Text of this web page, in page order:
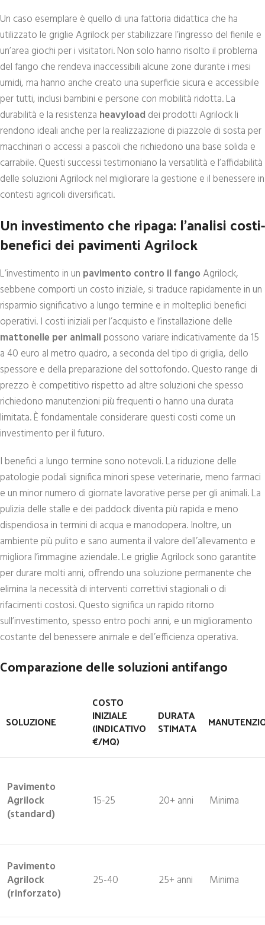
Un caso esemplare è quello di una fattoria didattica che ha
utilizzato le griglie Agrilock per stabilizzare l’ingresso del fienile e
un’area giochi per i visitatori. Non solo hanno risolto il problema
del fango che rendeva inaccessibili alcune zone durante i mesi
umidi, ma hanno anche creato una superficie sicura e accessibile
per tutti, inclusi bambini e persone con mobilità ridotta. La
durabilità e la resistenza heavyload dei prodotti Agrilock li
rendono ideali anche per la realizzazione di piazzole di sosta per
macchinari o accessi a pascoli che richiedono una base solida e
carrabile. Questi successi testimoniano la versatilità e l’affidabilità
delle soluzioni Agrilock nel migliorare la gestione e il benessere in
contesti agricoli diversificati.
Un investimento che ripaga: l’analisi costi-
benefici dei pavimenti Agrilock
L’investimento in un pavimento contro il fangoAgrilock,
sebbene comporti un costo iniziale, si traduce rapidamente in un
risparmio significativo a lungo termine e in molteplici benefici
operativi. I costi iniziali per l’acquisto e l’installazione delle
mattonelle per animali possono variare indicativamente da 15
a 40 euro al metro quadro, a seconda del tipo di griglia, dello
spessore e della preparazione del sottofondo. Questo range di
prezzo è competitivo rispetto ad altre soluzioni che spesso
richiedono manutenzioni più frequenti o hanno una durata
limitata. È fondamentale considerare questi costi come un
investimento per il futuro.
I benefici a lungo termine sono notevoli. La riduzione delle
patologie podali significa minori spese veterinarie, meno farmaci
e un minor numero di giornate lavorative perse per gli animali. La
pulizia delle stalle e dei paddock diventa più rapida e meno
dispendiosa in termini di acqua e manodopera. Inoltre, un
ambiente più pulito e sano aumenta il valore dell’allevamento e
migliora l’immagine aziendale. Le griglie Agrilock sono garantite
per durare molti anni, offrendo una soluzione permanente che
elimina la necessità di interventi correttivi stagionali o di
rifacimenti costosi. Questo significa un rapido ritorno
sull’investimento, spesso entro pochi anni, e un miglioramento
costante del benessere animale e dell’efficienza operativa.
Comparazione delle soluzioni antifango
SOLUZIONE
COSTO
INIZIALE
(INDICATIVO
€/MQ)
DURATA
STIMATA
Pavimento
Agrilock
(standard)
15-25 20+ anni Minima
Pavimento
Agrilock
(rinforzato)
25-40 25+ anni Minima